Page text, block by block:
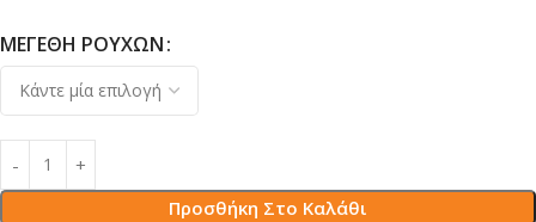
ΜΕΓΈΘΗ ΡΟΎΧΩΝ
Προσθήκη Στο Καλάθι